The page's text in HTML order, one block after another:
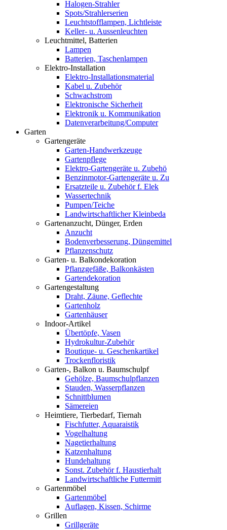
Halogen-Strahler
Spots/Strahlerserien
Leuchtstofflampen, Lichtleiste
Keller- u. Aussenleuchten
Leuchtmittel, Batterien
Lampen
Batterien, Taschenlampen
Elektro-Installation
Elektro-Installationsmaterial
Kabel u. Zubehör
Schwachstrom
Elektronische Sicherheit
Elektronik u. Kommunikation
Datenverarbeitung/Computer
Garten
Gartengeräte
Garten-Handwerkzeuge
Gartenpflege
Elektro-Gartengeräte u. Zubehö
Benzinmotor-Gartengeräte u. Zu
Ersatzteile u. Zubehör f. Elek
Wassertechnik
Pumpen/Teiche
Landwirtschaftlicher Kleinbeda
Gartenanzucht, Dünger, Erden
Anzucht
Bodenverbesserung, Düngemittel
Pflanzenschutz
Garten- u. Balkondekoration
Pflanzgefäße, Balkonkästen
Gartendekoration
Gartengestaltung
Draht, Zäune, Geflechte
Gartenholz
Gartenhäuser
Indoor-Artikel
Übertöpfe, Vasen
Hydrokultur-Zubehör
Boutique- u. Geschenkartikel
Trockenfloristik
Garten-, Balkon u. Baumschulpf
Gehölze, Baumschulpflanzen
Stauden, Wasserpflanzen
Schnittblumen
Sämereien
Heimtiere, Tierbedarf, Tiernah
Fischfutter, Aquaraistik
Vogelhaltung
Nagetierhaltung
Katzenhaltung
Hundehaltung
Sonst. Zubehör f. Haustierhalt
Landwirtschaftliche Futtermitt
Gartenmöbel
Gartenmöbel
Auflagen, Kissen, Schirme
Grillen
Grillgeräte